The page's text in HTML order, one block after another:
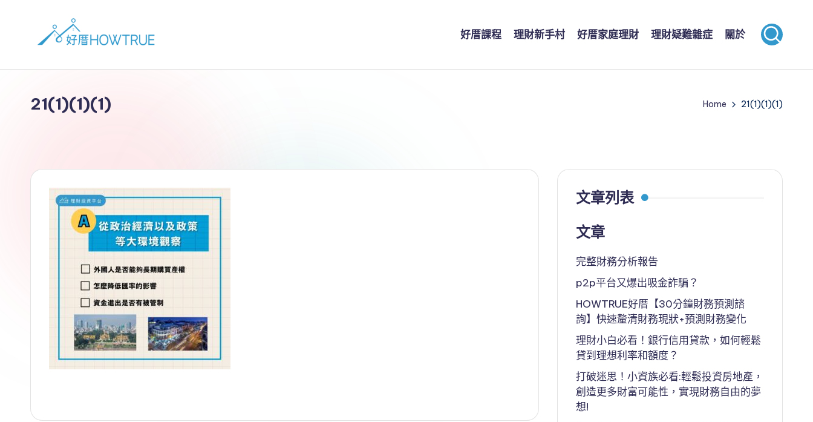
好厝課程 理財新手村 好厝家庭理財 理財疑難雜症 關於
21(1)(1)(1) Home 21(1)(1)(1)
文章列表
文章
完整財務分析報告
p2p平台又爆出吸金詐騙？
HOWTRUE好厝【30分鐘財務預測諮
詢】快速釐清財務現狀+預測財務變化
理財小白必看！銀行信用貸款，如何輕鬆
貸到理想利率和額度？
打破迷思！小資族必看:輕鬆投資房地產，
創造更多財富可能性，實現財務自由的夢
想!